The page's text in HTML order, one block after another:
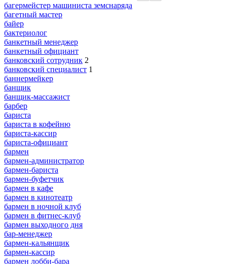
багермейстер машиниста земснаряда
багетный мастер
байер
бактериолог
банкетный менеджер
банкетный официант
банковский сотрудник 2
банковский специалист 1
баннермейкер
банщик
банщик-массажист
барбер
бариста
бариста в кофейню
бариста-кассир
бариста-официант
бармен
бармен-администратор
бармен-бариста
бармен-буфетчик
бармен в кафе
бармен в кинотеатр
бармен в ночной клуб
бармен в фитнес-клуб
бармен выходного дня
бар-менеджер
бармен-кальянщик
бармен-кассир
бармен лобби-бара